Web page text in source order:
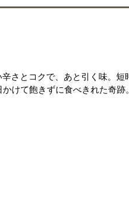
さとコクで、あと引く味。短
けて飽きずに食べきれた奇跡